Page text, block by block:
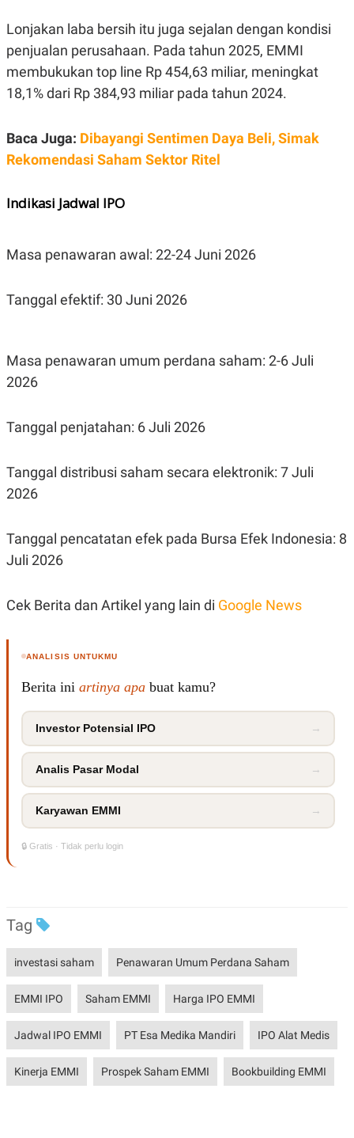
D
M
Y
A
E
.
I
D
N
G
A
T
A
N
R
E
E
N
E
R
A
T
S
G
M
D
.
I
D
PEDOMAN
SIBER
POLICY
Lonjakan laba bersih itu juga sejalan dengan kondisi
penjualan perusahaan. Pada tahun 2025, EMMI
membukukan top line Rp 454,63 miliar, meningkat
18,1% dari Rp 384,93 miliar pada tahun 2024.
Baca Juga: Dibayangi Sentimen Daya Beli, Simak
Rekomendasi Saham Sektor Ritel
Indikasi Jadwal IPO
Masa penawaran awal: 22-24 Juni 2026
Tanggal efektif: 30 Juni 2026
Masa penawaran umum perdana saham: 2-6 Juli
2026
Tanggal penjatahan: 6 Juli 2026
Tanggal distribusi saham secara elektronik: 7 Juli
2026
Tanggal pencatatan efek pada Bursa Efek Indonesia: 8
Juli 2026
Cek Berita dan Artikel yang lain di Google News
ANALISIS UNTUKMU
Berita ini artinya apa buat kamu?
Investor Potensial IPO →
Analis Pasar Modal →
Karyawan EMMI →
🔒 Gratis · Tidak perlu login
Tag
investasi saham Penawaran Umum Perdana Saham
EMMI IPO Saham EMMI Harga IPO EMMI
Jadwal IPO EMMI PT Esa Medika Mandiri IPO Alat Medis
Kinerja EMMI Prospek Saham EMMI Bookbuilding EMMI